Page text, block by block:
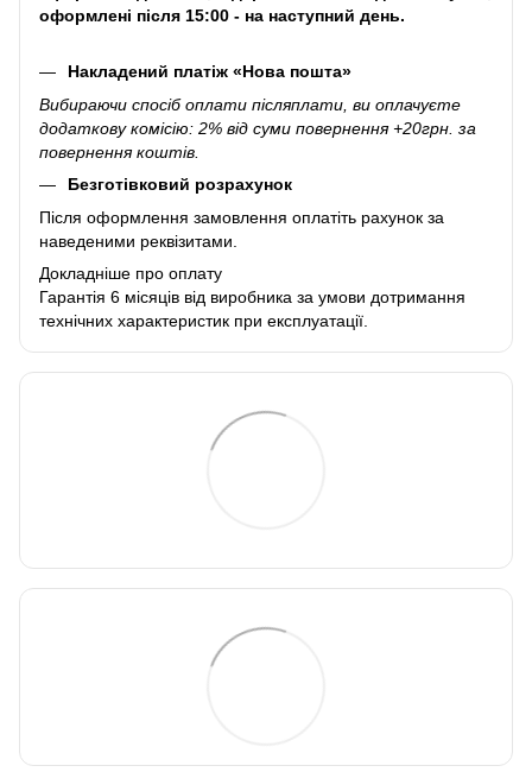
оформлені після 15:00 - на наступний день.
Накладений платіж «Нова пошта»
Вибираючи спосіб оплати післяплати, ви оплачуєте
додаткову комісію: 2% від суми повернення +20грн. за
повернення коштів.
Безготівковий розрахунок
Після оформлення замовлення оплатіть рахунок за
наведеними реквізитами.
Докладніше про оплату
Гарантія 6 місяців від виробника за умови дотримання
технічних характеристик при експлуатації.